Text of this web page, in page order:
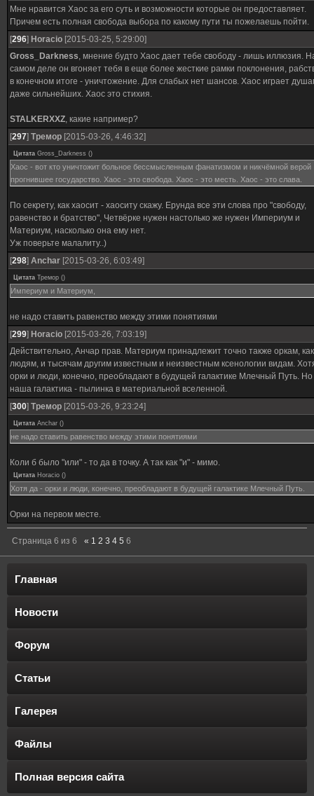
Мне нравится Хаос за его суть и возможности которые он предоставляет.
Причем есть полная свобода выбора по какому пути ты пожелаешь пойти.
[296] Horacio [2015-03-25, 5:29:00]
Gross_Darkness, мнение будто Хаос дает тебе свободу - лишь иллюзия.
самом деле он вгоняет тебя в еще более жесткие рамки поклонения,
в конечном итоге - уничтожение. Для слабых нет шансов. Хаос играет
даже сильнейших. Хаос это стихия.
STALKERXXZ, какие например?
[297] Тремор [2015-03-26, 4:46:32]
Цитата Gross_Darkness ()
Хаос - вот кто уничтожит больное бессмысленным фанатизмом и никчёмной верой
прогнившее государство. Хаос - это свобода. Хаос - это месть. Хаос - это слава.
По секрету, как хаосит - хаоситу скажу. Ерунда все эти слова про "свободу,
равенство и братство", Четвёрке нужен настолько же нужен Империум и
Материум, насколько она ему нет.
Уж поверьте малалиту..)
[298] Anchar [2015-03-26, 6:03:49]
Цитата Тремор ()
Империум и Материум,
не надо ставить равенство между этими понятиями
[299] Horacio [2015-03-26, 7:03:19]
Действительно, Анчар прав. Материум принадлежит точно также оркам,
людям, и тысячам другим известным и неизвестным ксенологии видам.
орки и люди, конечно, преобладают в будущей галактике Млечный Путь. Но
наша галактика - пылинка в материальной вселенной.
[300] Тремор [2015-03-26, 9:23:24]
Цитата Anchar ()
не надо ставить равенство между этими понятиями
Коли б было "или" - то да в точку. А так как "и" - мимо.
Цитата Horacio ()
Хотя да - орки и люди, конечно, преобладают в будущей галактике Млечный Путь.
Орки на первом месте.
Страница 6 из 6 « 1 2 3 4 5 6
Главная
Новости
Форум
Статьи
Галерея
Файлы
Полная версия сайта